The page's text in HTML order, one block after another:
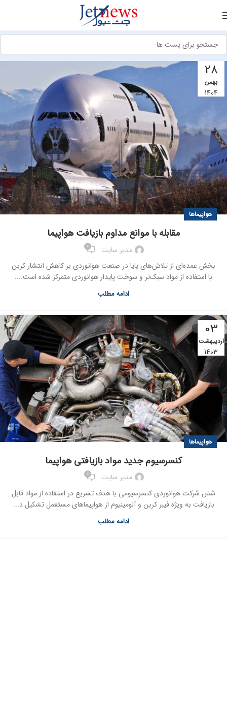
28
بهمن
1404
هواپیماها
مقابله با موانع مداوم بازیافت هواپیما
مدیر سایت 0
بخش عمده‌ای از تلاش‌های پایا در صنعت هوانوردی بر کاهش انتشار کربن
با استفاده از مواد سبک‌تر و سوخت پایدار هوانوردی متمرکز شده است....
ادامه مطلب
03
اردیبهشت
1403
هواپیماها
کنسرسیوم جدید مواد بازیافتی هواپیما
مدیر سایت 0
شش شرکت هوانوردی کنسرسیومی با هدف تسریع در استفاده از مواد قابل
بازیافت به ویژه فیبر کربن و آلومینیوم از هواپیماهای مستعمل تشکیل د...
ادامه مطلب